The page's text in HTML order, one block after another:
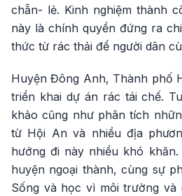
chẵn- lẻ. Kinh nghiệm thành
này là chính quyền đứng ra
thức từ rác thải để người dân
Huyện Đông Anh, Thành phố
triển khai dự án rác tái chế.
khảo cũng như phân tích
từ Hội An và nhiều địa
hướng đi này nhiều khó
huyện ngoại thành, cùng sự
Sống và học vì môi trường và